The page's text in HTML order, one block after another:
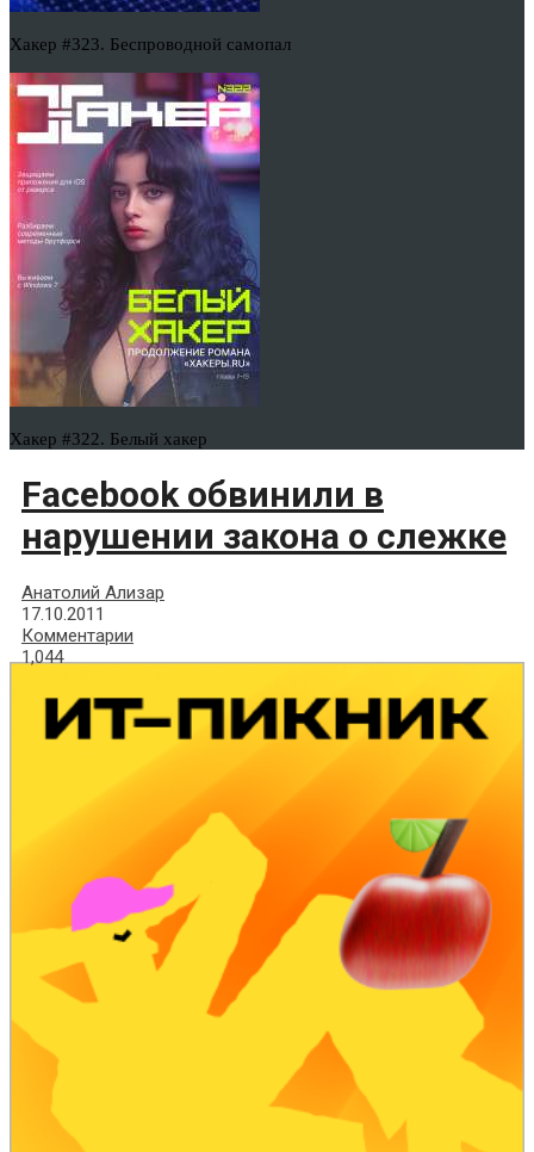
Хакер #323. Беспроводной самопал
Хакер #322. Белый хакер
Facebook обвинили в
нарушении закона о слежке
Анатолий Ализар
17.10.2011
Комментарии
1,044